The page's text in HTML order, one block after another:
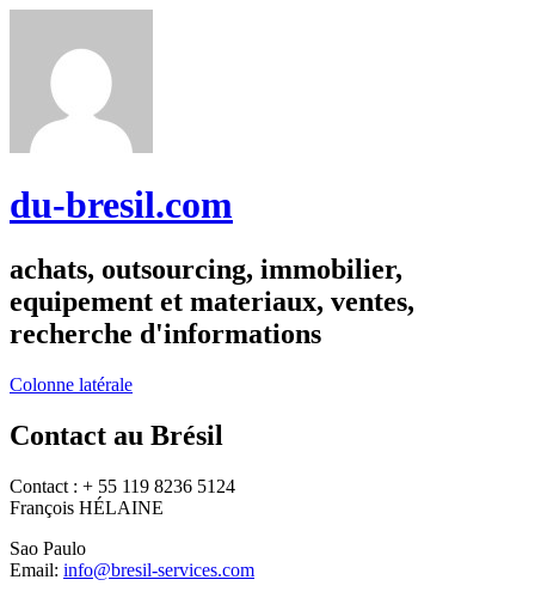
du-bresil.com
achats, outsourcing, immobilier,
equipement et materiaux, ventes,
recherche d'informations
Colonne latérale
Contact au Brésil
Contact : + 55 119 8236 5124
François HÉLAINE
Sao Paulo
Email: info@bresil-services.com